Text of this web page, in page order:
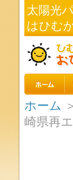
太陽光
はひむ
ホーム
崎県再